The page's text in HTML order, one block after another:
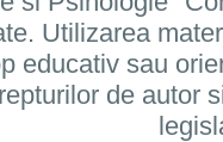
Utilizarea
educativ sau
de autor